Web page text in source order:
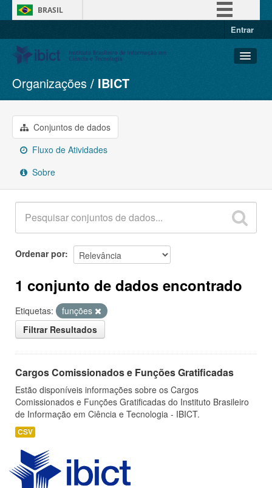
BRASIL
Entrar
Conjuntos de dados
Organizações
Grupos
Sobre
Organizações IBICT
Conjuntos de dados
Fluxo de Atividades
Sobre
Ordenar por
1 conjunto de dados encontrado
Etiquetas:
funções
Filtrar Resultados
Cargos Comissionados e Funções Gratificadas
Estão disponíveis informações sobre os Cargos
Comissionados e Funções Gratificadas do Instituto Brasileiro
de Informação em Ciência e Tecnologia - IBICT.
CSV